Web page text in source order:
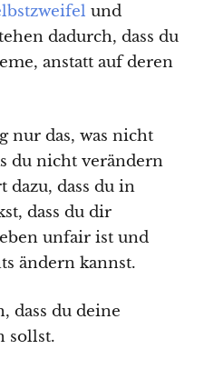
und
dadurch, dass du
anstatt auf deren
nur das, was nicht
du nicht verändern
dazu, dass du in
dass du dir
unfair ist und
ändern kannst.
dass du deine
sollst.